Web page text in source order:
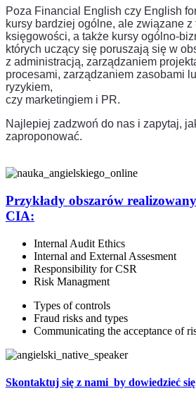
Poza Financial English czy English
kursy bardziej ogólne, ale związane z
księgowości, a także kursy ogólno-
których uczący się poruszają się w
z administracją, zarządzaniem
procesami, zarządzaniem zasobami
ryzykiem,
czy marketingiem i PR.
Najlepiej zadzwoń do nas i zapytaj,
zaproponować.
Przykłady obszarów
CIA:
Internal Audit Ethics
Internal and External Assesment
Responsibility for CSR
Risk Managment
Types of controls
Fraud risks and types
Communicating the acceptance of
Skontaktuj się z nami by dowiedzieć